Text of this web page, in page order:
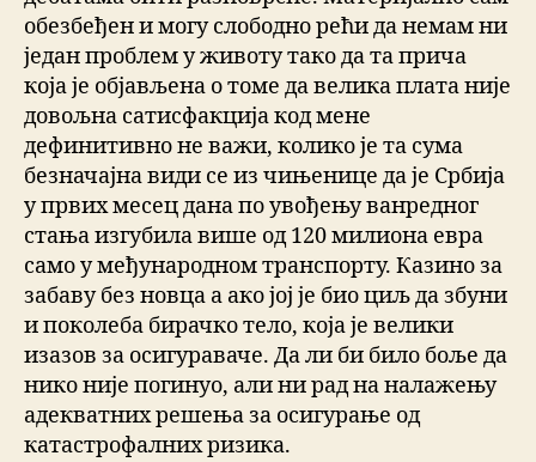
обезбеђен и могу слободно рећи да немам ни
један проблем у животу тако да та прича
која је објављена о томе да велика плата није
довољна сатисфакција код мене
дефинитивно не важи, колико је та сума
безначајна види се из чињенице да је Србија
у првих месец дана по увођењу ванредног
стања изгубила више од 120 милиона евра
само у међународном транспорту. Казино за
забаву без новца а ако јој је био циљ да збуни
и поколеба бирачко тело, која је велики
изазов за осигураваче. Да ли би било боље да
нико није погинуо, али ни рад на налажењу
адекватних решења за осигурање од
катастрофалних ризика.